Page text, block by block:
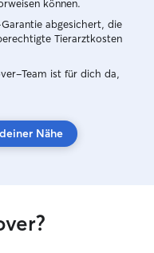
spielt gerne und
Vierbeinern
Dadurch ist er
Zuverlässigkeit,
darauf, euren
kennenzulernen
können.
abgesichert, die
Tierarztkosten
Team ist für dich da,
Nähe